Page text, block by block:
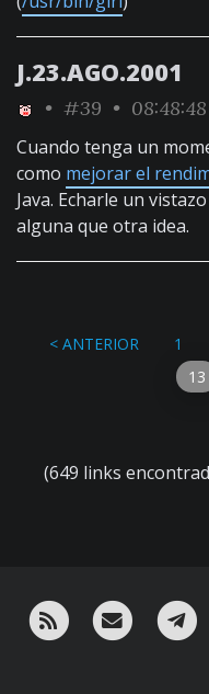
J.23.AGO.2001
• #39 •
Cuando tenga un
como mejorar el
Java. Echarle un
alguna que otra idea.
< ANTERIOR 1
13
(649 links
RSS